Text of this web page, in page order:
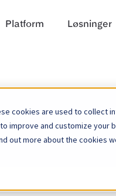
cookies are used to collect
improve and customize
out more about the cookies
Platform Løsninger